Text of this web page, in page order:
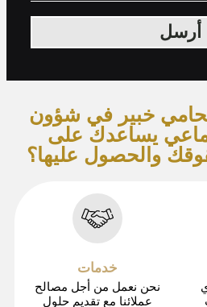
أرسل
خبير في شؤون
يساعدك على
والحصول عليها؟
خدمات
نحن نعمل من أجل مصالح
عملائنا مع تقديم حلول